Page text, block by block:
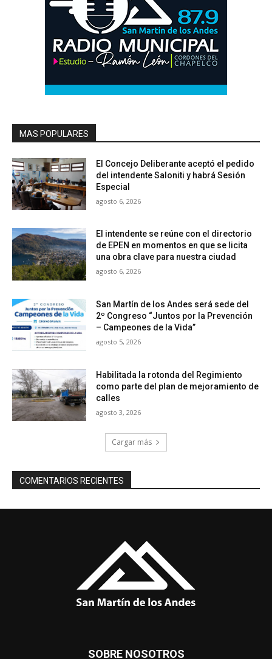
MAS POPULARES
El Concejo Deliberante aceptó el pedido
del intendente Saloniti y habrá Sesión
Especial
agosto 6, 2026
El intendente se reúne con el directorio
de EPEN en momentos en que se licita
una obra clave para nuestra ciudad
agosto 6, 2026
San Martín de los Andes será sede del
2º Congreso “Juntos por la Prevención
– Campeones de la Vida”
agosto 5, 2026
Habilitada la rotonda del Regimiento
como parte del plan de mejoramiento de
calles
agosto 3, 2026
Cargar más
COMENTARIOS RECIENTES
SOBRE NOSOTROS